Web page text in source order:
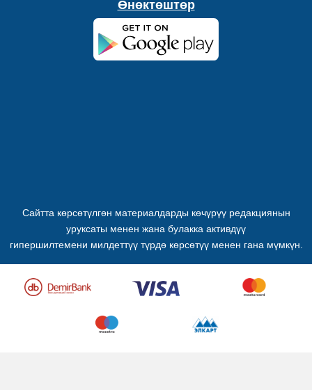
Өнөктөштөр
Сайтта көрсөтүлгөн материалдарды көчүрүү редакциянын
уруксаты менен жана булакка активдүү
гипершилтемени милдеттүү түрдө көрсөтүү менен гана мүмкүн.